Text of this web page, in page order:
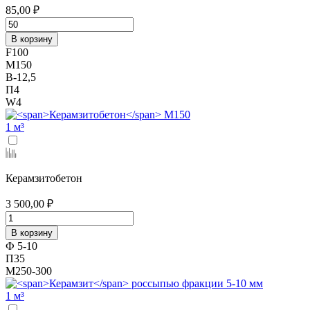
85,00 ₽
В корзину
F100
М150
В-12,5
П4
W4
1 м³
Керамзитобетон
3 500,00 ₽
В корзину
Ф 5-10
П35
М250-300
1 м³